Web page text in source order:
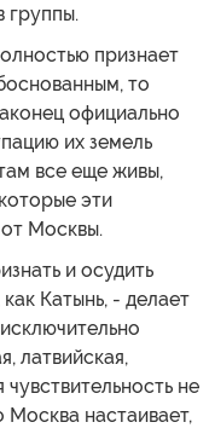
группы.
признает
то
официально
их земель
все еще живы,
эти
Москвы.
и осудить
Катынь, - делает
латвийская,
не
Москва настаивает,